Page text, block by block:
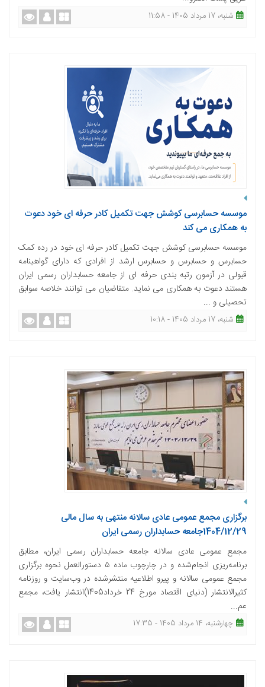
شنبه، 17 مرداد 1405 - 11:58
موسسه حسابرسی کوشش جهت تکمیل کادر حرفه ای خود دعوت
به همکاری می کند
موسسه حسابرسی کوشش جهت تکمیل کادر حرفه ای خود در رده کمک
حسابرس و حسابرس و حسابرس ارشد از افرادی که دارای گواهینامه
قبولی در آزمون رتبه بندی حرفه ای از جامعه حسابداران رسمی ایران
هستند دعوت به همکاری می نماید. متقاضیان می توانند خلاصه سوابق
تحصیلی و ...
شنبه، 17 مرداد 1405 - 10:18
برگزاری مجمع عمومی عادی سالانه منتهی به سال مالی
1404/12/29جامعه حسابداران رسمی ایران
مجمع عمومی عادی سالانه جامعه حسابداران رسمی ایران، مطابق
برنامه‌ریزی انجام‌شده و در چارچوب ماده ۵ دستورالعمل نحوه برگزاری
مجمع عمومی سالانه و پیرو اطلاعیه منتشرشده در وب‌سایت و روزنامه
کثیرالانتشار (دنیای اقتصاد مورخ 24 خرداد1405)انتشار یافت، مجمع
عم...
چهارشنبه، 14 مرداد 1405 - 17:35